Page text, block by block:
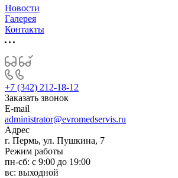
Новости
Галерея
Контакты
+7 (342) 212-18-12
Заказать звонок
E-mail
administrator@evromedservis.ru
Адрес
г. Пермь, ул. Пушкина, 7
Режим работы
пн-сб: с 9:00 до 19:00
вс: выходной